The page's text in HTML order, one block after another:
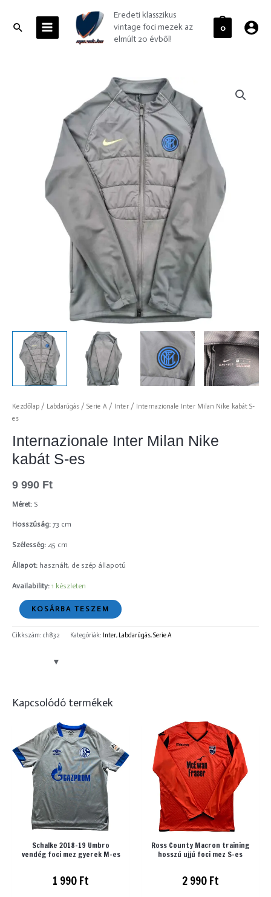
contentSearchMENU
Eredeti klasszikus
vintage foci mezek az
elmúlt 20 évből!
0
Kezdőlap / Labdarúgás / Serie A / Inter / Internazionale Inter Milan Nike kabát S-
es
Internazionale Inter Milan Nike
kabát S-es
9 990 Ft
Méret: S
Hosszúság: 73 cm
Szélesség: 45 cm
Állapot: használt, de szép állapotú
Availability: 1 készleten
mennyiség
KOSÁRBA TESZEM
Cikkszám: ch832 Kategóriák: Inter, Labdarúgás,Serie A
Kapcsolódó termékek
Schalke 2018-19 Umbro
vendég foci mez gyerek M-es
1 990Ft
Ross County Macron training
hosszú ujjú foci mez S-es
2 990Ft